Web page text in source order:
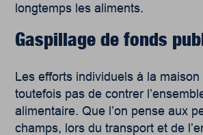
longtemps les aliments.
Gaspillage de fonds
Les efforts individuels à la
toutefois pas de contrer
alimentaire. Que l’on pense aux
champs, lors du transport et de